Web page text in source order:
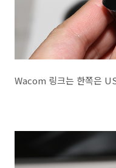
Wacom 링크는 한쪽은